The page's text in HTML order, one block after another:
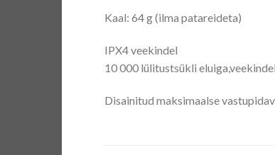
Kaal: 64 g (ilma patareideta)
IPX4 veekindel
10 000 lülitustsükli
Disainitud maksimaalse